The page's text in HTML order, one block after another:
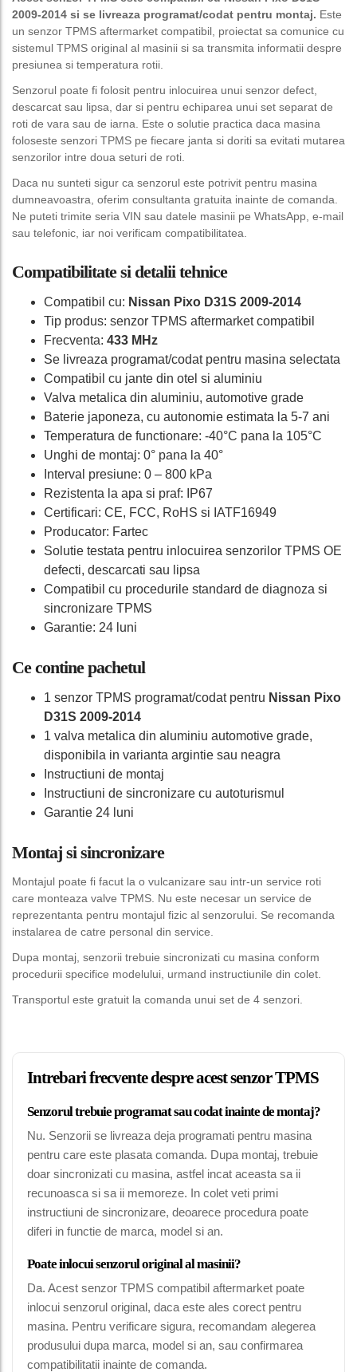
2009-2014 si se livreaza programat/codat pentru montaj. Este
un senzor TPMS aftermarket compatibil, proiectat sa comunice cu
sistemul TPMS original al masinii si sa transmita informatii despre
presiunea si temperatura rotii.
Senzorul poate fi folosit pentru inlocuirea unui senzor defect,
descarcat sau lipsa, dar si pentru echiparea unui set separat de
roti de vara sau de iarna. Este o solutie practica daca masina
foloseste senzori TPMS pe fiecare janta si doriti sa evitati mutarea
senzorilor intre doua seturi de roti.
Daca nu sunteti sigur ca senzorul este potrivit pentru masina
dumneavoastra, oferim consultanta gratuita inainte de comanda.
Ne puteti trimite seria VIN sau datele masinii pe WhatsApp, e-mail
sau telefonic, iar noi verificam compatibilitatea.
Compatibilitate si detalii tehnice
Compatibil cu: Nissan Pixo D31S 2009-2014
Tip produs: senzor TPMS aftermarket compatibil
Frecventa: 433 MHz
Se livreaza programat/codat pentru masina selectata
Compatibil cu jante din otel si aluminiu
Valva metalica din aluminiu, automotive grade
Baterie japoneza, cu autonomie estimata la 5-7 ani
Temperatura de functionare: -40°C pana la 105°C
Unghi de montaj: 0° pana la 40°
Interval presiune: 0 – 800 kPa
Rezistenta la apa si praf: IP67
Certificari: CE, FCC, RoHS si IATF16949
Producator: Fartec
Solutie testata pentru inlocuirea senzorilor TPMS OE
defecti, descarcati sau lipsa
Compatibil cu procedurile standard de diagnoza si
sincronizare TPMS
Garantie: 24 luni
Ce contine pachetul
1 senzor TPMS programat/codat pentru Nissan Pixo
D31S 2009-2014
1 valva metalica din aluminiu automotive grade,
disponibila in varianta argintie sau neagra
Instructiuni de montaj
Instructiuni de sincronizare cu autoturismul
Garantie 24 luni
Montaj si sincronizare
Montajul poate fi facut la o vulcanizare sau intr-un service roti
care monteaza valve TPMS. Nu este necesar un service de
reprezentanta pentru montajul fizic al senzorului. Se recomanda
instalarea de catre personal din service.
Dupa montaj, senzorii trebuie sincronizati cu masina conform
procedurii specifice modelului, urmand instructiunile din colet.
Transportul este gratuit la comanda unui set de 4 senzori.
Intrebari frecvente despre acest senzor TPMS
Senzorul trebuie programat sau codat inainte de montaj?
Nu. Senzorii se livreaza deja programati pentru masina
pentru care este plasata comanda. Dupa montaj, trebuie
doar sincronizati cu masina, astfel incat aceasta sa ii
recunoasca si sa ii memoreze. In colet veti primi
instructiuni de sincronizare, deoarece procedura poate
diferi in functie de marca, model si an.
Poate inlocui senzorul original al masinii?
Da. Acest senzor TPMS compatibil aftermarket poate
inlocui senzorul original, daca este ales corect pentru
masina. Pentru verificare sigura, recomandam alegerea
produsului dupa marca, model si an, sau confirmarea
compatibilitatii inainte de comanda.